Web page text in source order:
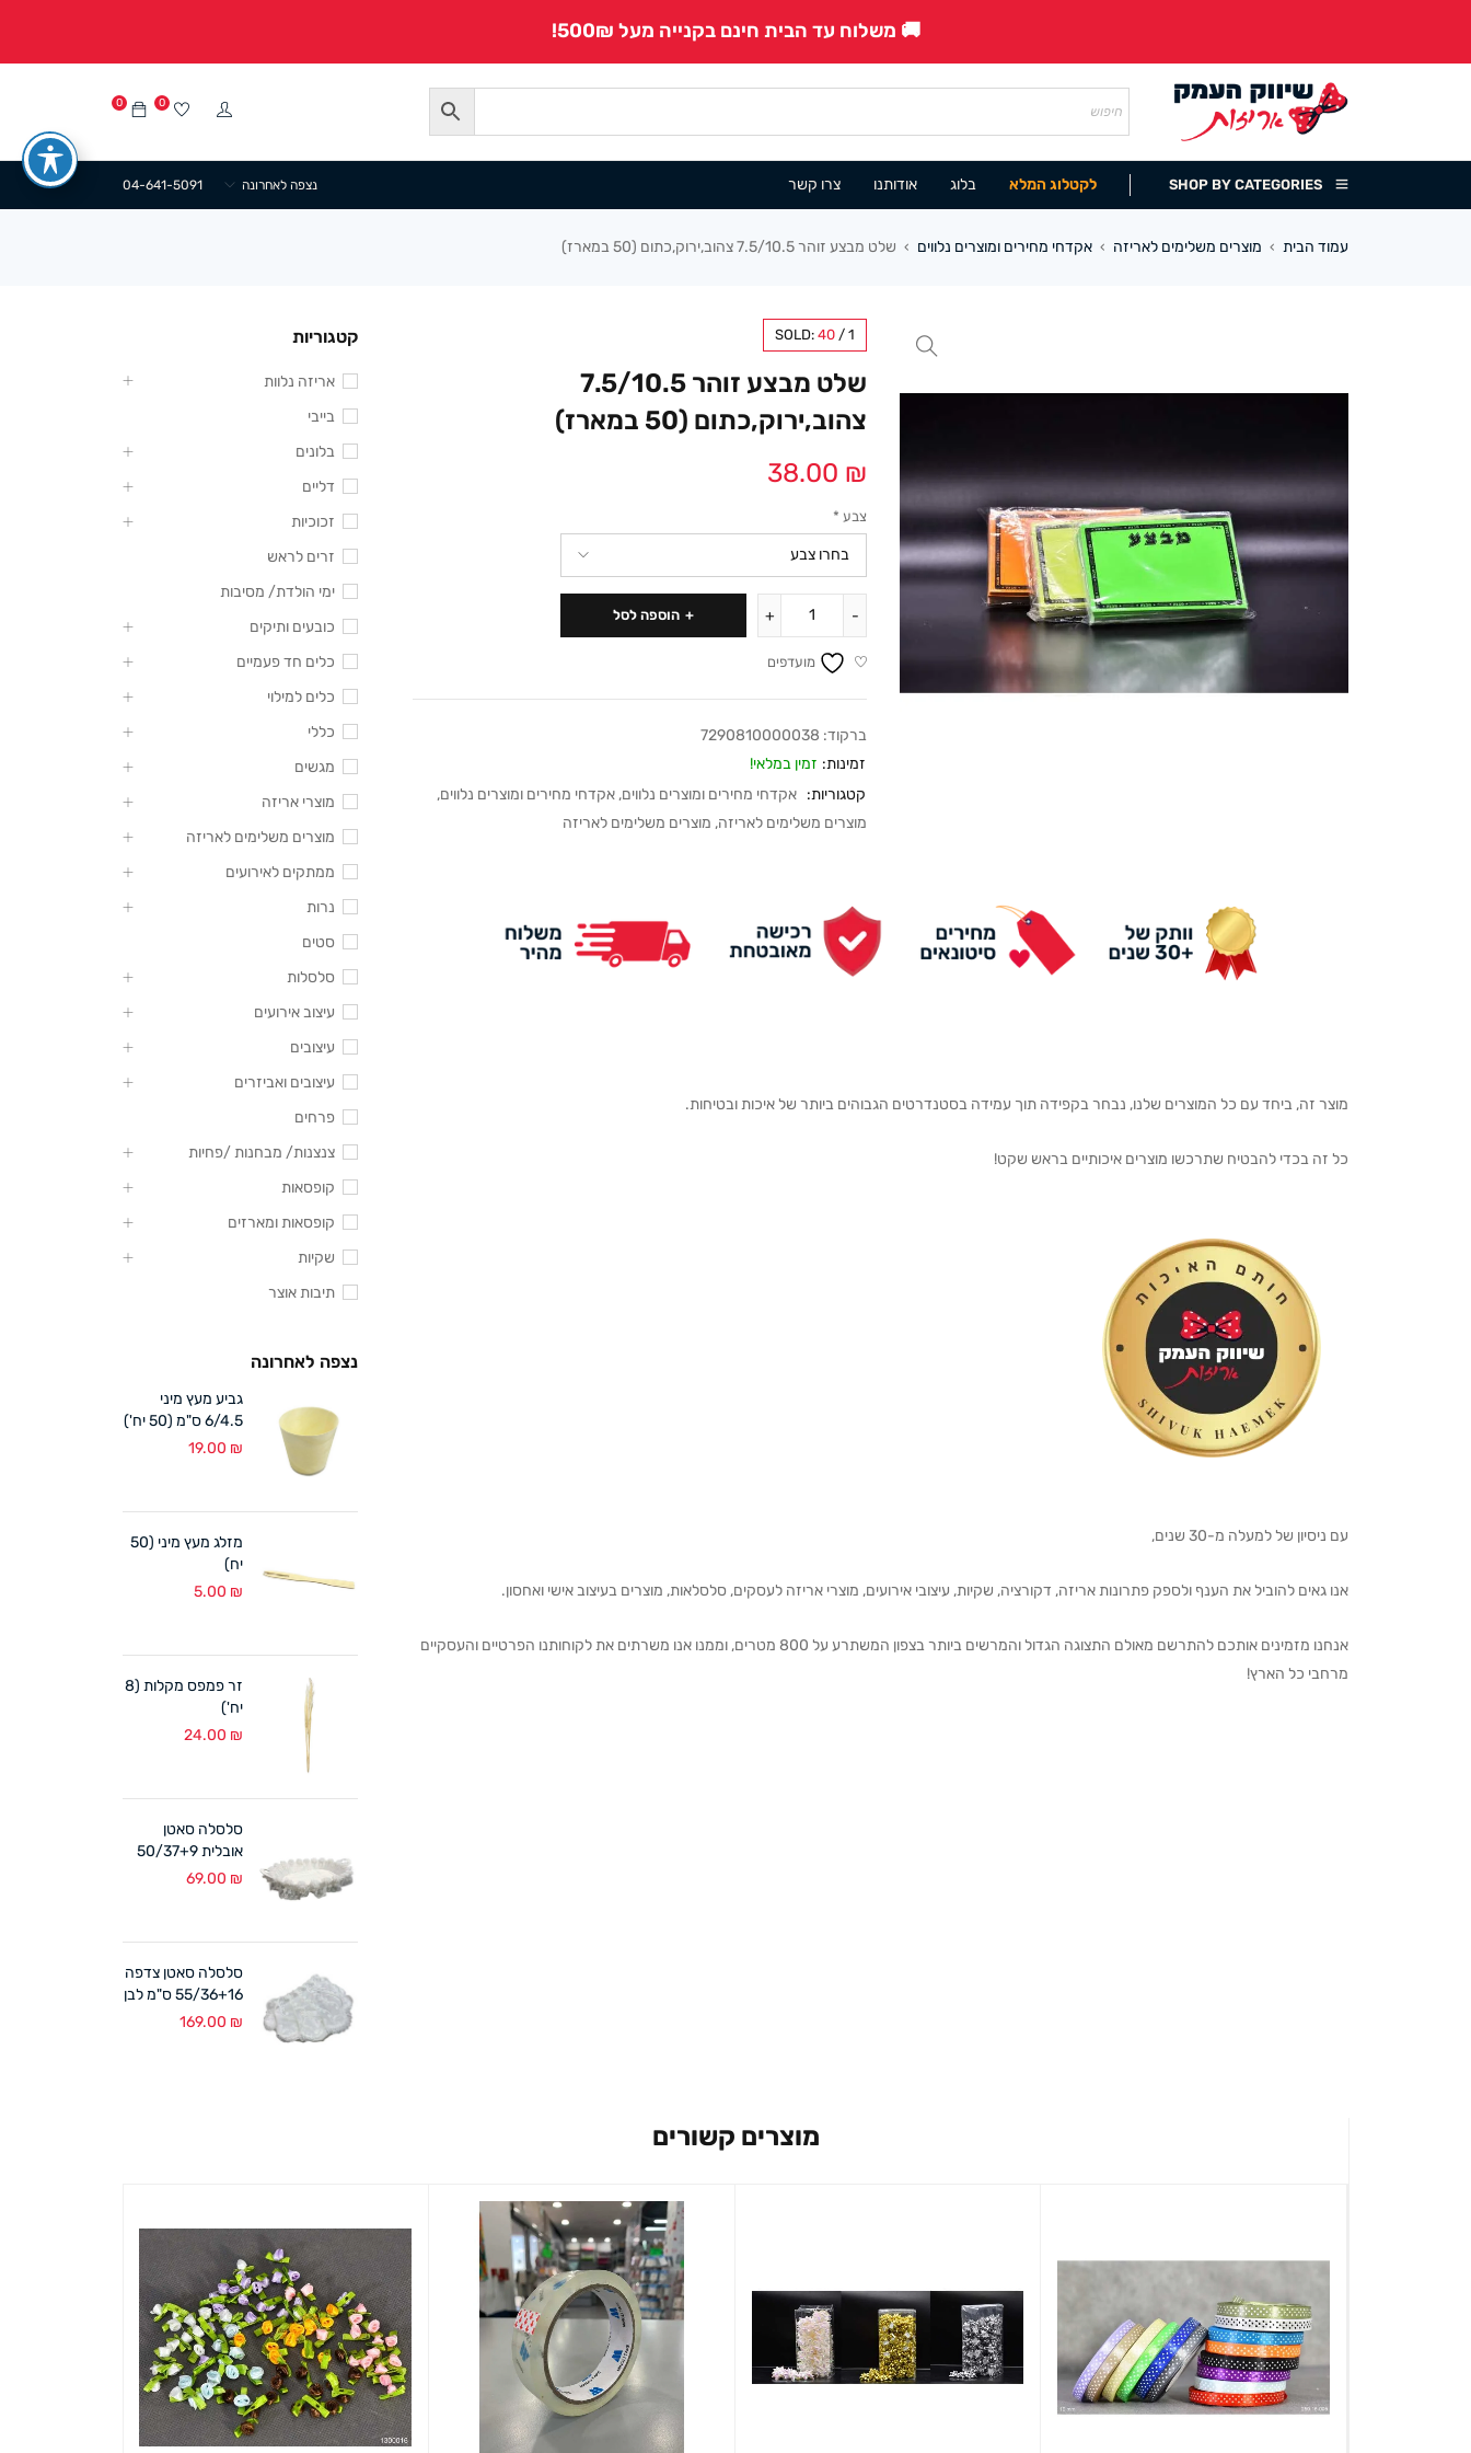
🚚 משלוח עד הבית חינם בקנייה מעל 500₪!
0 0
SHOP BY CATEGORIES לקטלוג המלא בלוג אודותנו צרו קשר 04-641-5091 נצפה לאחרונה
עמוד הבית › מוצרים משלימים לאריזה › אקדחי מחירים ומוצרים נלווים › שלט מבצע זוהר 7.5/10.5 צהוב,ירוק,כתום (50 במארז)
SOLD: 40 / 1
שלט מבצע זוהר 7.5/10.5
צהוב,ירוק,כתום (50 במארז)
38.00 ₪
צבע *
הוספה לסל
מועדפים
ברקוד: 7290810000038
זמינות: זמין במלאי!
קטגוריות: אקדחי מחירים ומוצרים נלווים, אקדחי מחירים ומוצרים נלווים,
מוצרים משלימים לאריזה, מוצרים משלימים לאריזה
מוצר זה, ביחד עם כל המוצרים שלנו, נבחר בקפידה תוך עמידה בסטנדרטים הגבוהים ביותר של איכות ובטיחות.
כל זה בכדי להבטיח שתרכשו מוצרים איכותיים בראש שקט!
עם ניסיון של למעלה מ-30 שנים,
אנו גאים להוביל את הענף ולספק פתרונות אריזה, דקורציה, שקיות, עיצובי אירועים, מוצרי אריזה לעסקים, סלסלאות, מוצרים בעיצוב אישי ואחסון.
אנחנו מזמינים אותכם להתרשם מאולם התצוגה הגדול והמרשים ביותר בצפון המשתרע על 800 מטרים, וממנו אנו משרתים את לקוחותנו הפרטיים והעסקיים
מרחבי כל הארץ!
קטגוריות
אריזה נלוות
בייבי
בלונים
דליים
זכוכיות
זרים לראש
ימי הולדת/ מסיבות
כובעים ותיקים
כלים חד פעמיים
כלים למילוי
כללי
מגשים
מוצרי אריזה
מוצרים משלימים לאריזה
ממתקים לאירועים
נרות
סטים
סלסלות
עיצוב אירועים
עיצובים
עיצובים ואביזרים
פרחים
צנצנות/ מבחנות /פחיות
קופסאות
קופסאות ומארזים
שקיות
תיבות אוצר
נצפה לאחרונה
גביע מעץ מיני
6/4.5 ס"מ (50 יח')
19.00 ₪
מזלג מעץ מיני (50
יח)
5.00 ₪
זר פמפס מקלות (8
יח')
24.00 ₪
סלסלה סאטן
אובלית 50/37+9
ס"מ לבן
69.00 ₪
סלסלה סאטן צדפה
55/36+16 ס"מ לבן
169.00 ₪
מוצרים קשורים